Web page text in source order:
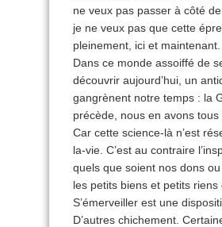
ne veux pas passer à côté
je ne veux pas que cette
pleinement, ici et maintenant.
Dans ce monde assoiffé de
découvrir aujourd’hui, un
gangrènent notre temps : la
précède, nous en avons
Car cette science-là n’est
la-vie. C’est au con­traire
quels que soient nos dons
les petits biens et petits riens
S’émerveiller est une
D’autres chichement.